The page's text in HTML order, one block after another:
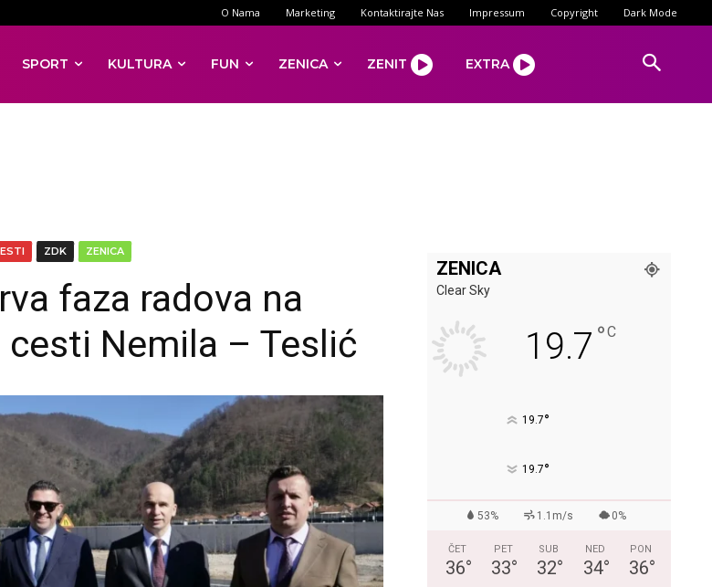
O Nama Marketing Kontaktirajte Nas Impressum Copyright Dark Mode
SPORT KULTURA FUN ZENICA ZENIT EXTRA
ZDK ZENICA
faza radova na
Nemila – Teslić
ZENICA
Clear Sky
19.7 °C
19.7°
19.7°
53% 1.1m/s 0%
ČET
36°
PET
33°
SUB
32°
NED
34°
PON
36°